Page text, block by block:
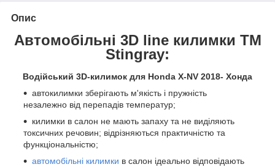
Опис
Автомобільні 3D line килимки ТМ
Stingray:
Водійський 3D-килимок для Honda X-NV 2018- Хонда
автокилимки зберігають м'якість і пружність
незалежно від перепадів температур;
килимки в салон не мають запаху та не виділяють
токсичних речовин; відрізняються практичністю та
функціональністю;
автомобільні килимки в салон ідеально відповідають